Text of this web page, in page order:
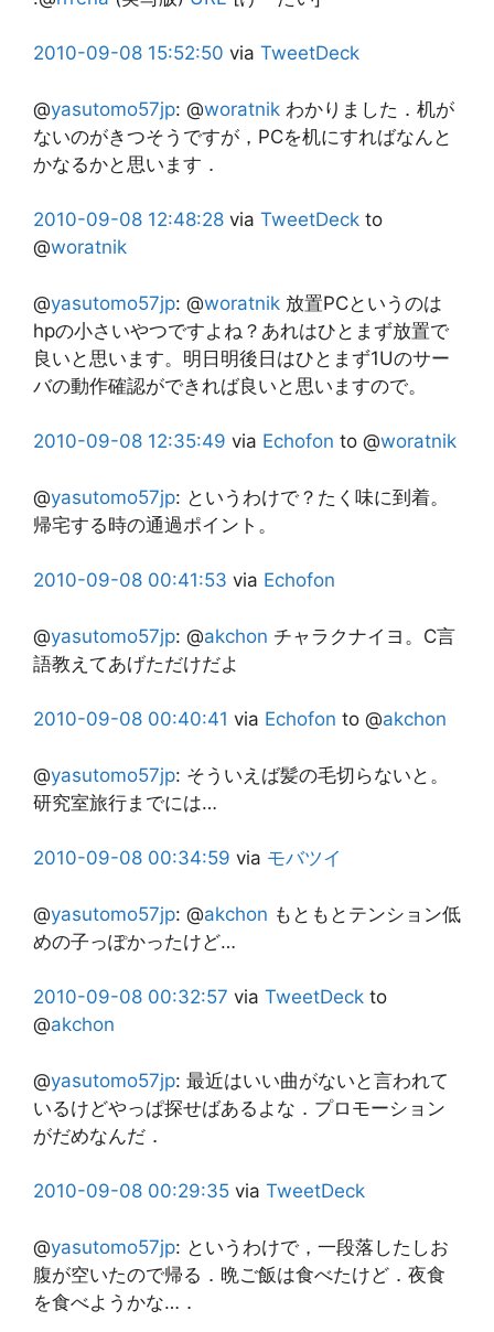
2010-09-08 15:52:50 via TweetDeck
@yasutomo57jp: @woratnik わかりました．机が
ないのがきつそうですが，PCを机にすればなんと
かなるかと思います．
2010-09-08 12:48:28 via TweetDeck to
@woratnik
@yasutomo57jp: @woratnik 放置PCというのは
hpの小さいやつですよね？あれはひとまず放置で
良いと思います。明日明後日はひとまず1Uのサー
バの動作確認ができれば良いと思いますので。
2010-09-08 12:35:49 via Echofon to @woratnik
@yasutomo57jp: というわけで？たく味に到着。
帰宅する時の通過ポイント。
2010-09-08 00:41:53 via Echofon
@yasutomo57jp: @akchon チャラクナイヨ。C言
語教えてあげただけだよ
2010-09-08 00:40:41 via Echofon to @akchon
@yasutomo57jp: そういえば髪の毛切らないと。
研究室旅行までには…
2010-09-08 00:34:59 via モバツイ
@yasutomo57jp: @akchon もともとテンション低
めの子っぽかったけど…
2010-09-08 00:32:57 via TweetDeck to
@akchon
@yasutomo57jp: 最近はいい曲がないと言われて
いるけどやっぱ探せばあるよな．プロモーション
がだめなんだ．
2010-09-08 00:29:35 via TweetDeck
@yasutomo57jp: というわけで，一段落したしお
腹が空いたので帰る．晩ご飯は食べたけど．夜食
を食べようかな…．